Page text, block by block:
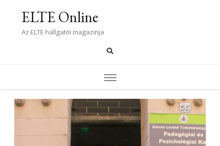
ELTE Online
Az ELTE hallgatói magazinja